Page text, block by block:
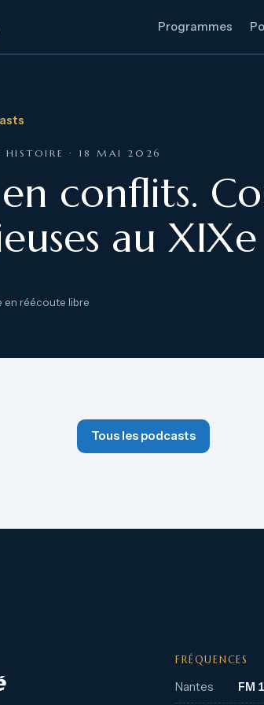
Programmes
HISTOIRE · 18 MAI 2026
conflits.
au
en réécoute libre
Tous les podcasts
FRÉQUENCES
Nantes FM